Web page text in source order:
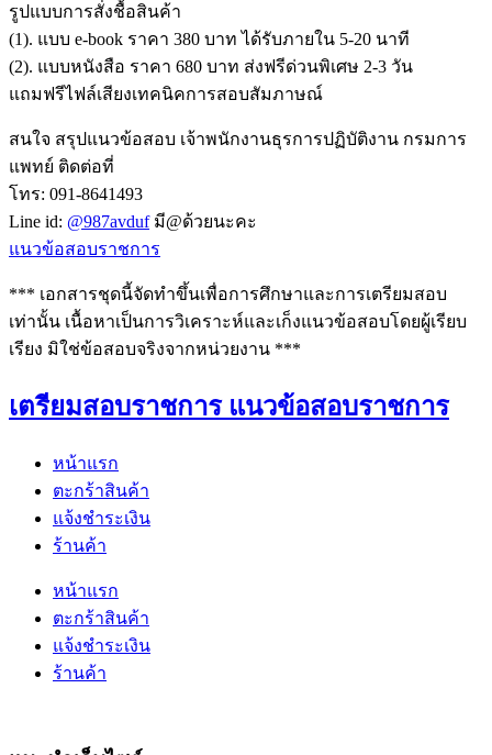
รูปแบบการสั่งชื้อสินค้า
(1). แบบ e-book ราคา 380 บาท ได้รับภายใน 5-20 นาที
(2). แบบหนังสือ ราคา 680 บาท ส่งฟรีด่วนพิเศษ 2-3 วัน
แถมฟรีไฟล์เสียงเทคนิคการสอบสัมภาษณ์
สนใจ สรุปแนวข้อสอบ เจ้าพนักงานธุรการปฏิบัติงาน กรมการ
แพทย์ ติดต่อที่
โทร: 091-8641493
Line id: @987avdufมี@ด้วยนะคะ
แนวข้อสอบราชการ
*** เอกสารชุดนี้จัดทำขึ้นเพื่อการศึกษาและการเตรียมสอบ
เท่านั้น เนื้อหาเป็นการวิเคราะห์และเก็งแนวข้อสอบโดยผู้เรียบ
เรียง มิใช่ข้อสอบจริงจากหน่วยงาน ***
เตรียมสอบราชการ แนวข้อสอบราชการ
หน้าแรก
ตะกร้าสินค้า
แจ้งชำระเงิน
ร้านค้า
หน้าแรก
ตะกร้าสินค้า
แจ้งชำระเงิน
ร้านค้า